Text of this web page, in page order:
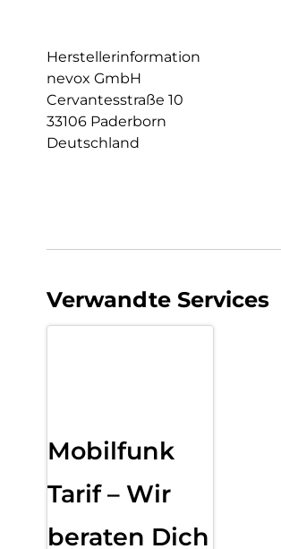
Herstellerinformation
nevox GmbH
Cervantesstraße 10
33106 Paderborn
Deutschland
Verwandte Services
Mobilfunk
Tarif – Wir
beraten Dich